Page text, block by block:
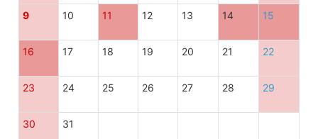
9 10 11 12 13 14 15
16 17 18 19 20 21 22
23 24 25 26 27 28 29
30 31